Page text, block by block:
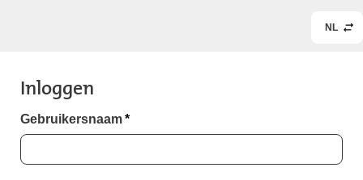
NL
Inloggen
Gebruikersnaam*